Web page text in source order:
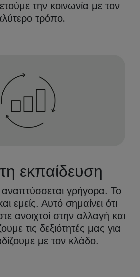
την κοινωνία με τον
τρόπο.
εκπαίδευση
γρήγορα. Το
εμείς. Αυτό σημαίνει ότι
ανοιχτοί στην αλλαγή και
τις δεξιότητές μας για
με τον κλάδο.